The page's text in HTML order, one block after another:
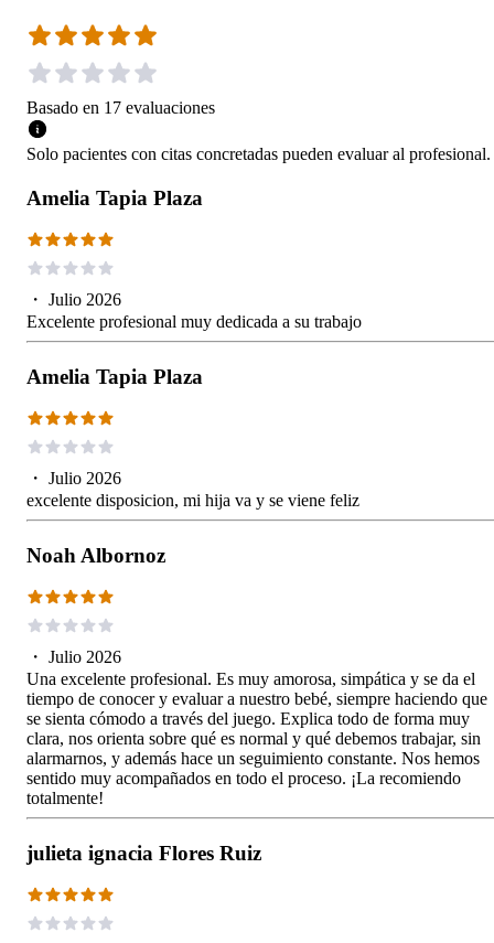
Basado en 17 evaluaciones
Solo pacientes con citas concretadas pueden evaluar al profesional.
Amelia Tapia Plaza
・ Julio 2026
Excelente profesional muy dedicada a su trabajo
Amelia Tapia Plaza
・ Julio 2026
excelente disposicion, mi hija va y se viene feliz
Noah Albornoz
・ Julio 2026
Una excelente profesional. Es muy amorosa, simpática y se da el
tiempo de conocer y evaluar a nuestro bebé, siempre haciendo que
se sienta cómodo a través del juego. Explica todo de forma muy
clara, nos orienta sobre qué es normal y qué debemos trabajar, sin
alarmarnos, y además hace un seguimiento constante. Nos hemos
sentido muy acompañados en todo el proceso. ¡La recomiendo
totalmente!
julieta ignacia Flores Ruiz